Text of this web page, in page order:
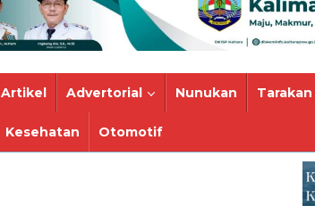
Artikel Advertorial Nunukan Tarakan
Kesehatan Otomotif